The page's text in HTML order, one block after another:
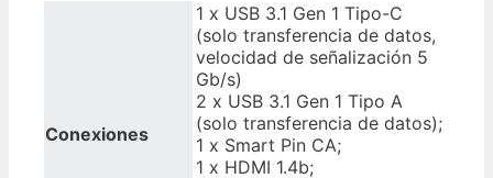
Conexiones
1 x USB 3.1 Gen 1 Tipo-C
(solo transferencia de datos,
velocidad de señalización 5
Gb/s)
2 x USB 3.1 Gen 1 Tipo A
(solo transferencia de datos);
1 x Smart Pin CA;
1 x HDMI 1.4b;